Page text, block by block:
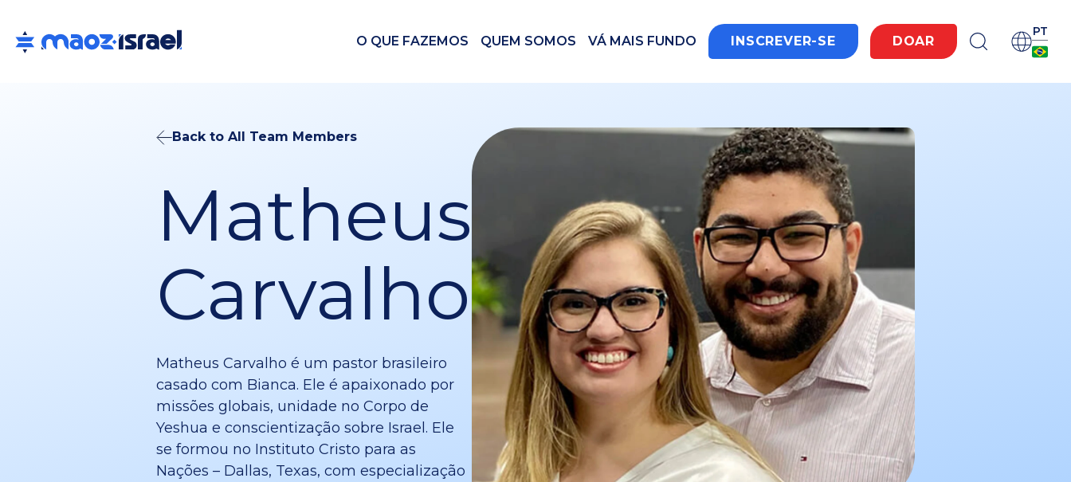
O QUE FAZEMOS QUEM SOMOS VÁ MAIS FUNDO INSCREVER-SE DOAR
PT
Back to All Team Members
Matheus
Carvalho
Matheus Carvalho é um pastor brasileiro
casado com Bianca. Ele é apaixonado por
missões globais, unidade no Corpo de
Yeshua e conscientização sobre Israel. Ele
se formou no Instituto Cristo para as
Nações – Dallas, Texas, com especialização